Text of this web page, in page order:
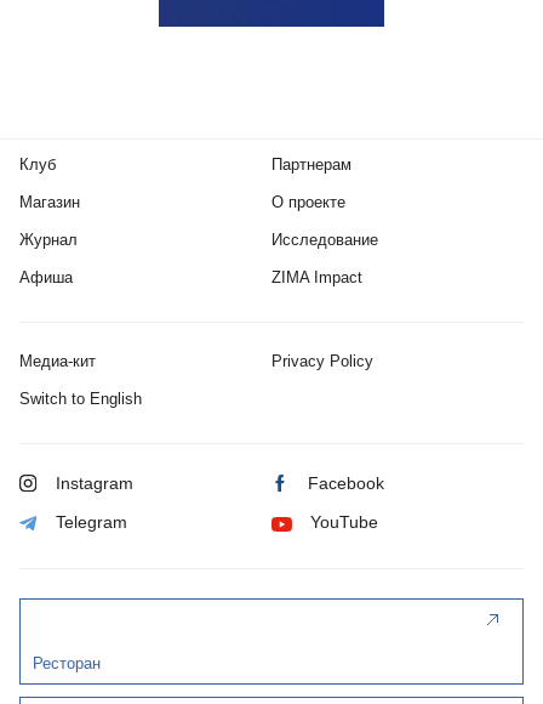
Клуб
Магазин
Журнал
Афиша
Партнерам
О проекте
Исследование
ZIMA Impact
Медиа-кит Privacy Policy
Switch to English
Instagram Facebook
Telegram YouTube
Ресторан